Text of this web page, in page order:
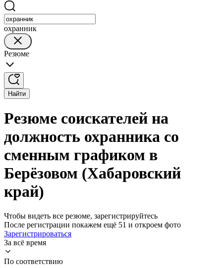
охранник
Резюме
Найти
Резюме соискателей на
должность охранника со
сменным графиком в
Берёзовом (Хабаровский
край)
Чтобы видеть все резюме, зарегистрируйтесь
После регистрации покажем ещё 51 и откроем фото
Зарегистрироваться
За всё время
По соответствию